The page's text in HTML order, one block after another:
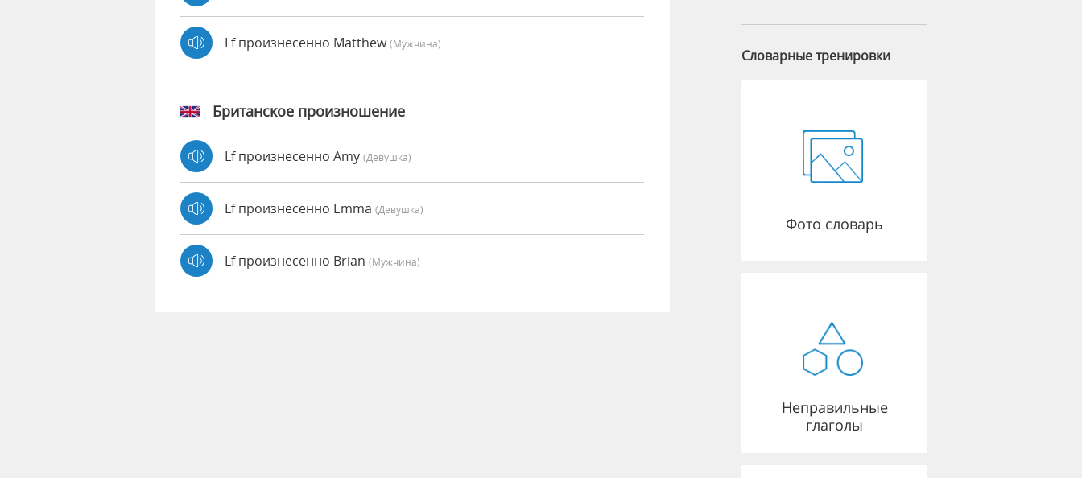
Lf произнесенно Matthew(мужчина)
Британское произношение
Lf произнесенно Amy (девушка)
Lf произнесенно Emma (девушка)
Lf произнесенно Brian (мужчина)
Словарные тренировки
Фото словарь
Неправильные
глаголы